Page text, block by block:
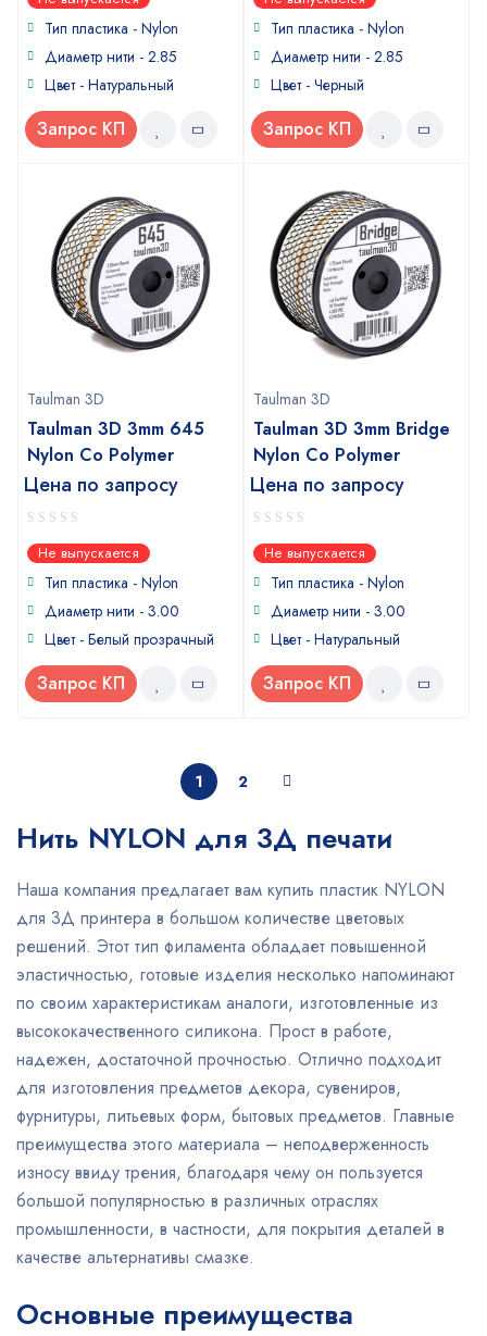
out
of
Тип пластика - Nylon
Диаметр нити - 2.85
Цвет - Натуральный
Запрос КП
out
of
Тип пластика - Nylon
Диаметр нити - 2.85
Цвет - Черный
Запрос КП
Taulman 3D
Taulman 3D 3mm 645
Nylon Co Polymer
Цена по запросу
0
out
of
Не выпускается
Тип пластика - Nylon
Диаметр нити - 3.00
Цвет - Белый прозрачный
Запрос КП
Taulman 3D
Taulman 3D 3mm Bridge
Nylon Co Polymer
Цена по запросу
0
out
of
Не выпускается
Тип пластика - Nylon
Диаметр нити - 3.00
Цвет - Натуральный
Запрос КП
1 2
Нить NYLON для 3Д печати
Наша компания предлагает вам купить пластик NYLON
для 3Д принтера в большом количестве цветовых
решений. Этот тип филамента обладает повышенной
эластичностью, готовые изделия несколько напоминают
по своим характеристикам аналоги, изготовленные из
высококачественного силикона. Прост в работе,
надежен, достаточной прочностью. Отлично подходит
для изготовления предметов декора, сувениров,
фурнитуры, литьевых форм, бытовых предметов. Главные
преимущества этого материала – неподверженность
износу ввиду трения, благодаря чему он пользуется
большой популярностью в различных отраслях
промышленности, в частности, для покрытия деталей в
качестве альтернативы смазке.
Основные преимущества